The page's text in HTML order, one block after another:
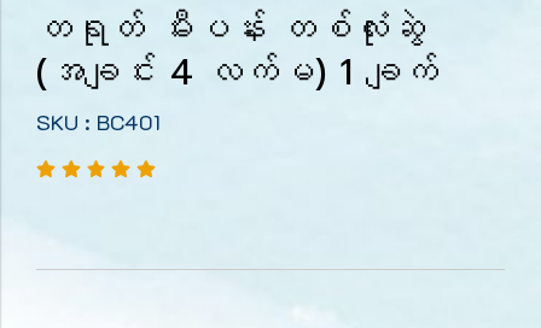
တရုတ် မီးပန်း တစ်လုံးဆွဲ
(အချင်း 4 လက်မ) 1 ချက်
SKU : BC401